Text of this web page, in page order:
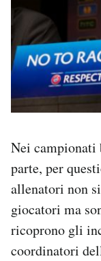
Nei campionati
parte, per
allenatori non
giocatori ma
ricoprono gli
coordinatori